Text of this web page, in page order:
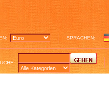
SPRACHEN: